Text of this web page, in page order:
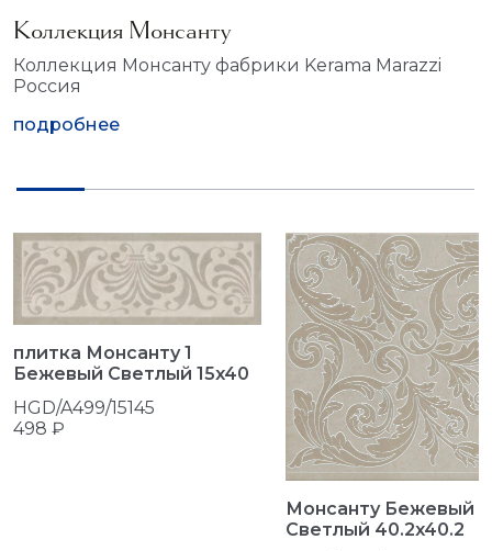
Коллекция Монсанту
Коллекция Монсанту фабрики Kerama Marazzi
Россия
подробнее
плитка Монсанту 1
Бежевый Светлый 15x40
HGD/A499/15145
498 ₽
Монсанту Бежевый
Светлый 40.2x40.2